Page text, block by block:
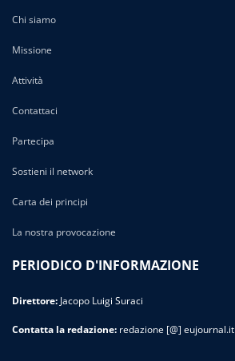
Chi siamo
Missione
Attività
Contattaci
Partecipa
Sostieni il network
Carta dei principi
La nostra provocazione
PERIODICO D'INFORMAZIONE
Direttore: Jacopo Luigi Suraci
Contatta la redazione: redazione [@] eujournal.it